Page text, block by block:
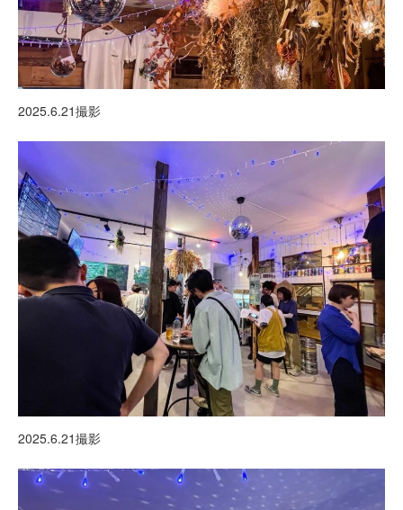
2025.6.21撮影
2025.6.21撮影